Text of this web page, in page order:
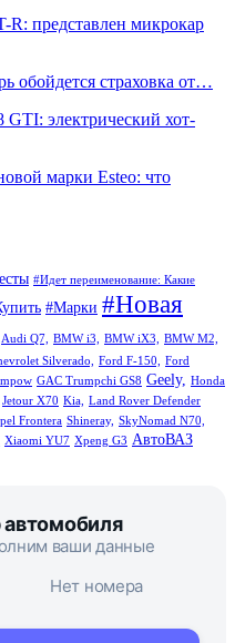
R: представлен микрокар
обойдется страховка от…
GTI: электрический хот-
марки Esteo: что
#Идет переименование: Какие
#Марки #Новая
Audi Q7, BMW i3, BMW iX3, BMW M2,
Silverado, Ford F-150, Ford
GAC Trumpchi GS8 Geely, Honda
Jetour X70 Kia, Land Rover Defender
Frontera Shineray, SkyNomad N70,
Xiaomi YU7 Xpeng G3 АвтоВАЗ
ваши данные
Нет номера